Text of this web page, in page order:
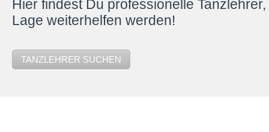
Hier findest Du professionelle
Lage weiterhelfen werden!
TANZLEHRER SUCHEN